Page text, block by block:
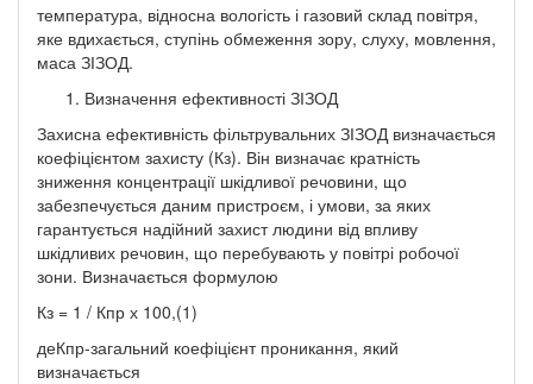
температура, відносна вологість і газовий склад повітря,
яке вдихається, ступінь обмеження зору, слуху, мовлення,
маса ЗІЗОД.
Визначення ефективності ЗІЗОД
Захисна ефективність фільтрувальних ЗІЗОД визначається
коефіцієнтом захисту (Кз). Він визначає кратність
зниження концентрації шкідливої речовини, що
забезпечується даним пристроєм, і умови, за яких
гарантується надійний захист людини від впливу
шкідливих речовин, що перебувають у повітрі робочої
зони. Визначається формулою
Кз = 1 / Кпр х 100,(1)
деКпр-загальний коефіцієнт проникання, який
визначається